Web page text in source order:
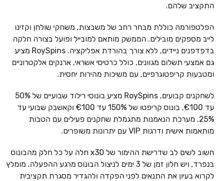
התקציב שלהם.
הפלטפורמה כוללת מבחר רחב של משבצות, משחקי שולחן וקזינו
לייב מספקים מובילים. הממשק מותאם למובייל ופועל בצורה חלקה
בדפדפנים ניידים, ללא צורך בהורדת אפליקציה. RoySpins מציע
גם אמצעי תשלום מגוונים, כולל כרטיסי אשראי, ארנקים אלקטרוניים
ומטבעות קריפטוגרפיים, עם משיכות מהירות יחסית.
לשחקנים קבועים, RoySpins מציע בונוסי רילוד שבועיים של 50%
עד €100, בונוס קריפטו של 150% עד €100 וקאשבק שבועי עד
25%. מערכת הנאמנות מתגמלת שחקנים פעילים עם הטבות
מותאמות אישית ודרגות VIP עם יתרונות משופרים.
חשוב לשים לב שדרישת ההימור של x30 חלה על כל חלק מהבונוס
בנפרד, ויש חלון זמן של 3 ימים לניצול הבונוס מרגע ההפעלה. מומלץ
לקרוא בעיון את התנאים לפני הפקדה ולהגדיר מסגרת תקציבית